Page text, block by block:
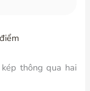
thông qua hai